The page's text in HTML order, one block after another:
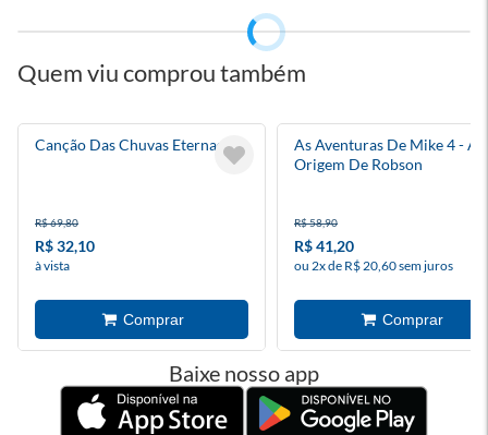
Quem viu comprou também
Canção Das Chuvas Eternas
R$ 69,80
R$ 32,10
à vista
As Aventuras De Mike 4 - A
Origem De Robson
R$ 58,90
R$ 41,20
ou 2x de R$ 20,60 sem juros
Baixe nosso app